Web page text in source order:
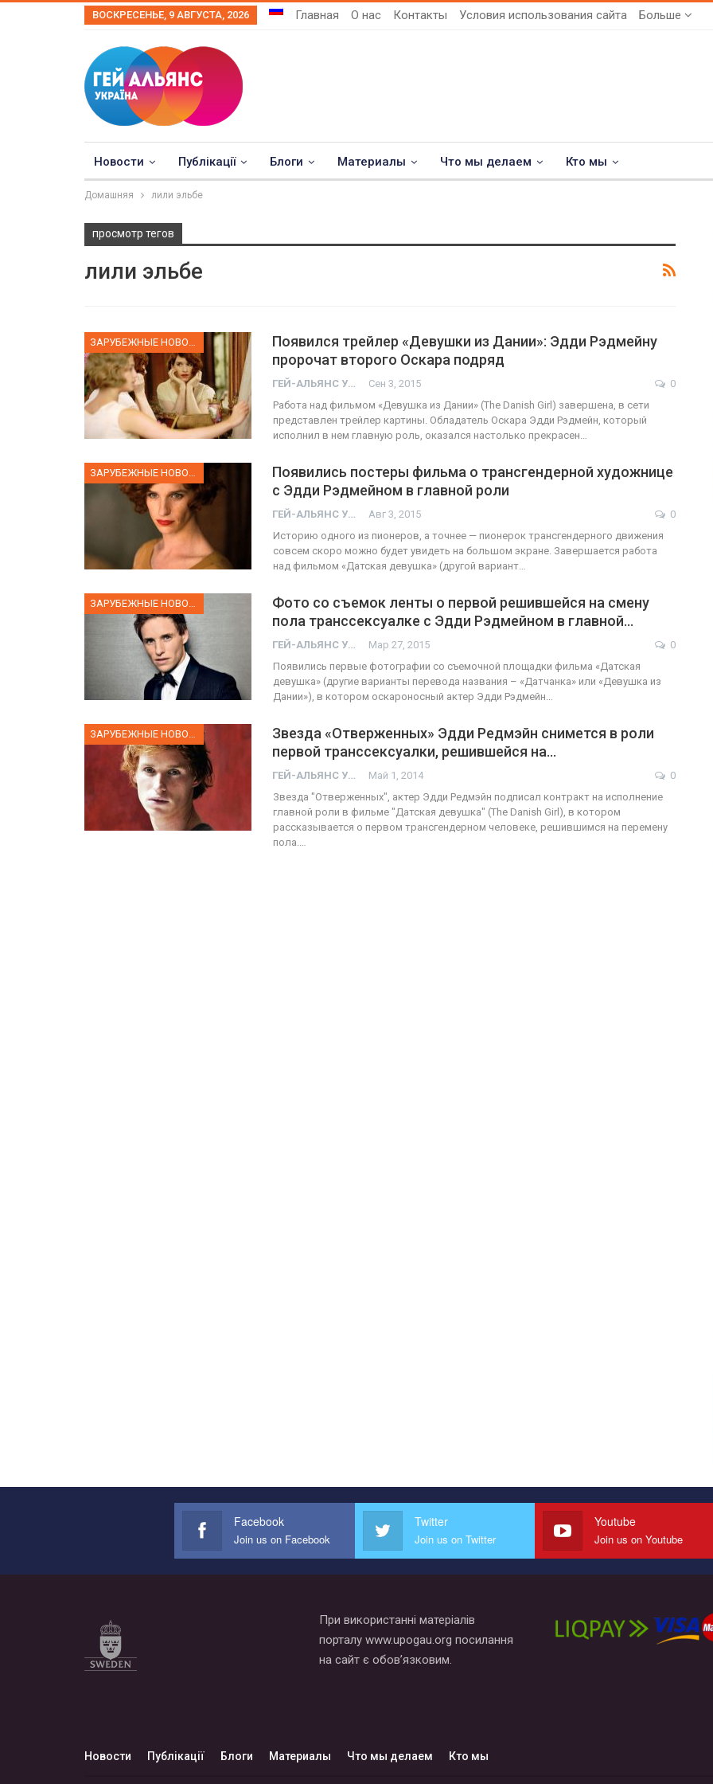
ВОСКРЕСЕНЬЕ, 9 АВГУСТА, 2026 Главная О нас Контакты Условия использования сайта Больше
Новости Публікації Блоги Материалы Что мы делаем Кто мы
Домашняя лили эльбе
просмотр тегов
лили эльбе
Появился трейлер «Девушки из Дании»: Эдди Рэдмейну
пророчат второго Оскара подряд
ГЕЙ-АЛЬЯНС УКРАИНА Сен 3, 2015
0
Работа над фильмом «Девушка из Дании» (The Danish Girl) завершена, в сети
представлен трейлер картины. Обладатель Оскара Эдди Рэдмейн, который
исполнил в нем главную роль, оказался настолько прекрасен…
Появились постеры фильма о трансгендерной художнице
с Эдди Рэдмейном в главной роли
ГЕЙ-АЛЬЯНС УКРАИНА Авг 3, 2015
0
Историю одного из пионеров, а точнее — пионерок трансгендерного движения
совсем скоро можно будет увидеть на большом экране. Завершается работа
над фильмом «Датская девушка» (другой вариант…
Фото со съемок ленты о первой решившейся на смену
пола транссексуалке с Эдди Рэдмейном в главной…
ГЕЙ-АЛЬЯНС УКРАИНА Мар 27, 2015
0
Появились первые фотографии со съемочной площадки фильма «Датская
девушка» (другие варианты перевода названия – «Датчанка» или «Девушка из
Дании»), в котором оскароносный актер Эдди Рэдмейн…
Звезда «Отверженных» Эдди Редмэйн снимется в роли
первой транссексуалки, решившейся на…
ГЕЙ-АЛЬЯНС УКРАИНА Май 1, 2014
0
Звезда "Отверженных", актер Эдди Редмэйн подписал контракт на исполнение
главной роли в фильме "Датская девушка" (The Danish Girl), в котором
рассказывается о первом трансгендерном человеке, решившимся на перемену
пола.…
ФОТО
Прайд в Тель-Авиве собрал 200
Июн 10, 2017 0
ФОТО
Facebook
Join us on Facebook
Twitter
Join us on Twitter
Youtube
Join us on Youtube
При використанні матеріалів
порталу www.upogau.org посилання
на сайт є обов’язковим.
Новости Публікації Блоги Материалы Что мы делаем Кто мы